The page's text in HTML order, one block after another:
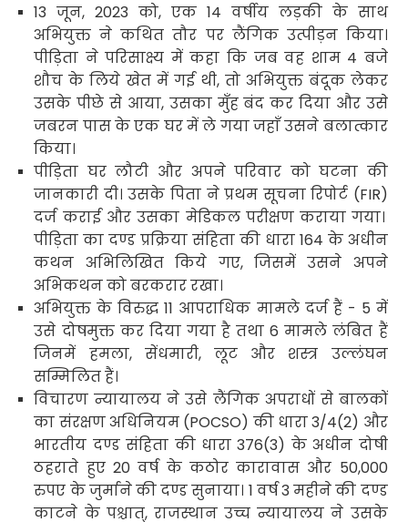
13जून, 2023को,एक 14 वर्षीय लड़की के साथ
अभियुक्त ने कथित तौर पर लैंगिक उत्पीड़न किया।
पीड़िता ने परिसाक्ष्य में कहा कि जब वह शाम 4 बजे
शौच के लिये खेत में गई थी, तो अभियुक्त बंदूक लेकर
उसके पीछे से आया, उसका मुँह बंद कर दिया और उसे
जबरन पास के एक घर में ले गया जहाँ उसने बलात्कार
किया।
पीड़िता घर लौटी और अपने परिवार को घटना की
जानकारी दी। उसके पिता ने प्रथम सूचना रिपोर्ट (FIR)
दर्ज कराई और उसका मेडिकल परीक्षण कराया गया।
पीड़िता का दण्ड प्रक्रिया संहिता की धारा 164 के अधीन
कथन अभिलिखित किये गए, जिसमें उसने अपने
अभिकथन को बरकरार रखा।
अभियुक्त के विरुद्ध 11 आपराधिक मामले दर्ज हैं - 5 में
उसे दोषमुक्त कर दिया गया है तथा6मामले लंबित हैं
जिनमें हमला, सेंधमारी, लूट और शस्त्र उल्लंघन
सम्मिलित हैं।
विचारण न्यायालय ने उसे लैंगिक अपराधों से बालकों
का संरक्षण अधिनियम (POCSO) की धारा3/4(2) और
भारतीय दण्ड संहिता की धारा376(3) के अधीन दोषी
ठहराते हुए 20वर्ष के कठोर कारावास और 50,000
रुपए के जुर्माने की दण्ड सुनाया। 1 वर्ष3महीने की दण्ड
काटने के पश्चात्, राजस्थान उच्च न्यायालय ने उसके